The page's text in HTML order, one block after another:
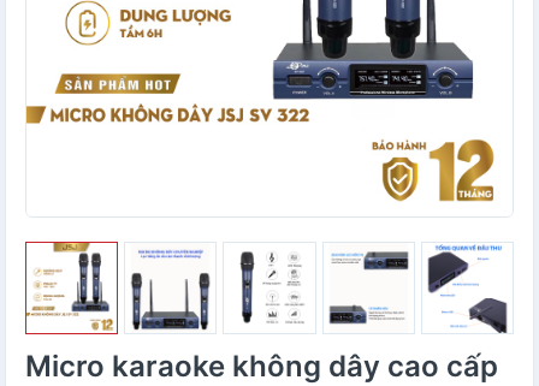
Micro karaoke không dây cao cấp